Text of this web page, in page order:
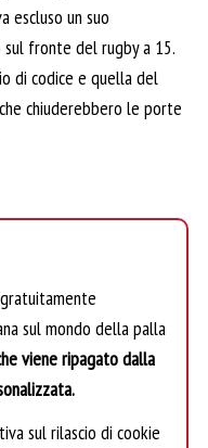
escluso un suo
sul fronte del rugby a 15.
di codice e quella del
chiuderebbero le porte
sul mondo della palla
viene ripagato dalla
sul rilascio di cookie